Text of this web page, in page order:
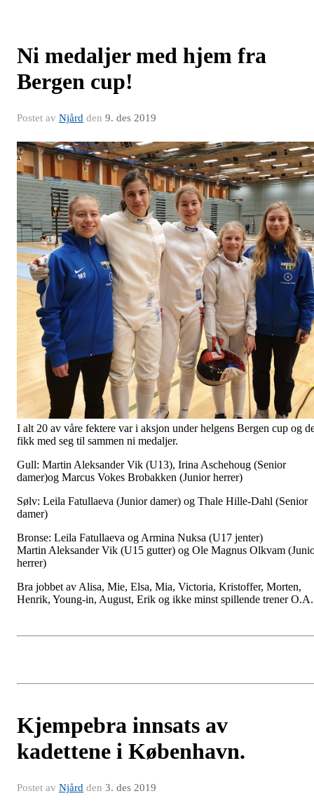
Ni medaljer med hjem fra
Bergen cup!
Postet av Njård den 9. des 2019
I alt 20 av våre fektere var i aksjon under helgens Bergen cup og
fikk med seg til sammen ni medaljer.
Gull: Martin Aleksander Vik (U13), Irina Aschehoug (Senior
damer)og Marcus Vokes Brobakken (Junior herrer)
Sølv: Leila Fatullaeva (Junior damer) og Thale Hille-Dahl (Senior
damer)
Bronse: Leila Fatullaeva og Armina Nuksa (U17 jenter)
Martin Aleksander Vik (U15 gutter) og Ole Magnus Olkvam
herrer)
Bra jobbet av Alisa, Mie, Elsa, Mia, Victoria, Kristoffer, Morten,
Henrik, Young-in, August, Erik og ikke minst spillende trener O.A.
Kjempebra innsats av
kadettene i København.
Postet av Njård den 3. des 2019